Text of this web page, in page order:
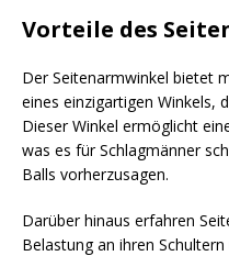
Vorteile des
Der Seitenarmwinkel bietet
eines einzigartigen Winkels,
Dieser Winkel ermöglicht
was es für Schlagmänner
Balls vorherzusagen.
Darüber hinaus erfahren
Belastung an ihren